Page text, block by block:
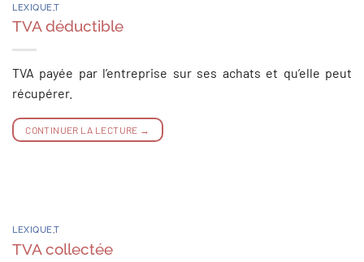
LEXIQUE ,T
TVA déductible
TVA payée par l’entreprise sur ses achats et qu’elle peut
récupérer.
CONTINUER LA LECTURE →
LEXIQUE,T
TVA collectée